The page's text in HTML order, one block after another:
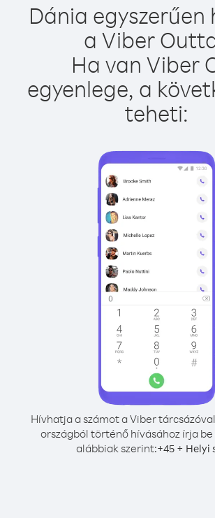
Dánia egyszerűen
a Viber
Ha van Viber
egyenlege, a
teheti:
Hívhatja a számot a Viber
országból történő hívásához írja be
alábbiak szerint:+45 + Helyi